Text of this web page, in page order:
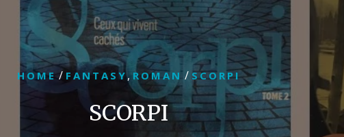
HOME/ FANTASY,ROMAN/ SCORPI
SCORPI